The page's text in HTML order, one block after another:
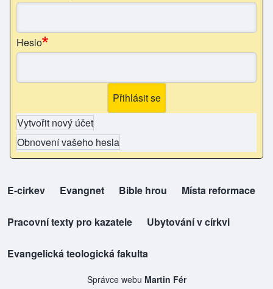
Heslo
Vytvořit nový účet
Obnovení vašeho hesla
top-odkazy
E-cirkev
(opens in new tab)
Evangnet
(opens in new tab)Bible hrou
(opens in new tab)Místa reformace
(opens in new tab)
Pracovní texty pro kazatele
(opens in new tab) Ubytování v církvi
(opens in new tab)
Evangelická teologická fakulta
(opens in new tab)
Správce webu Martin Fér